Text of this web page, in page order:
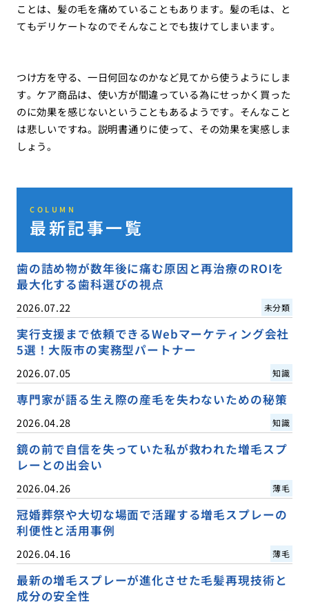
ことは、髪の毛を痛めていることもあります。髪の毛は、と
てもデリケートなのでそんなことでも抜けてしまいます。
つけ方を守る、一日何回なのかなど見てから使うようにしま
す。ケア商品は、使い方が間違っている為にせっかく買った
のに効果を感じないということもあるようです。そんなこと
は悲しいですね。説明書通りに使って、その効果を実感しま
しょう。
COLUMN
最新記事一覧
歯の詰め物が数年後に痛む原因と再治療のROIを
最大化する歯科選びの視点
2026.07.22 未分類
実行支援まで依頼できるWebマーケティング会社
5選！大阪市の実務型パートナー
2026.07.05 知識
専門家が語る生え際の産毛を失わないための秘策
2026.04.28 知識
鏡の前で自信を失っていた私が救われた増毛スプ
レーとの出会い
2026.04.26 薄毛
冠婚葬祭や大切な場面で活躍する増毛スプレーの
利便性と活用事例
2026.04.16 薄毛
最新の増毛スプレーが進化させた毛髪再現技術と
成分の安全性